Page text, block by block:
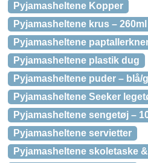
Pyjamasheltene Kopper
Pyjamasheltene krus – 260ml
Pyjamasheltene
Pyjamasheltene plastik dug
Pyjamasheltene puder – blå/
Pyjamasheltene Seeker
Pyjamasheltene sengetøj –
Pyjamasheltene servietter
Pyjamasheltene skoletaske